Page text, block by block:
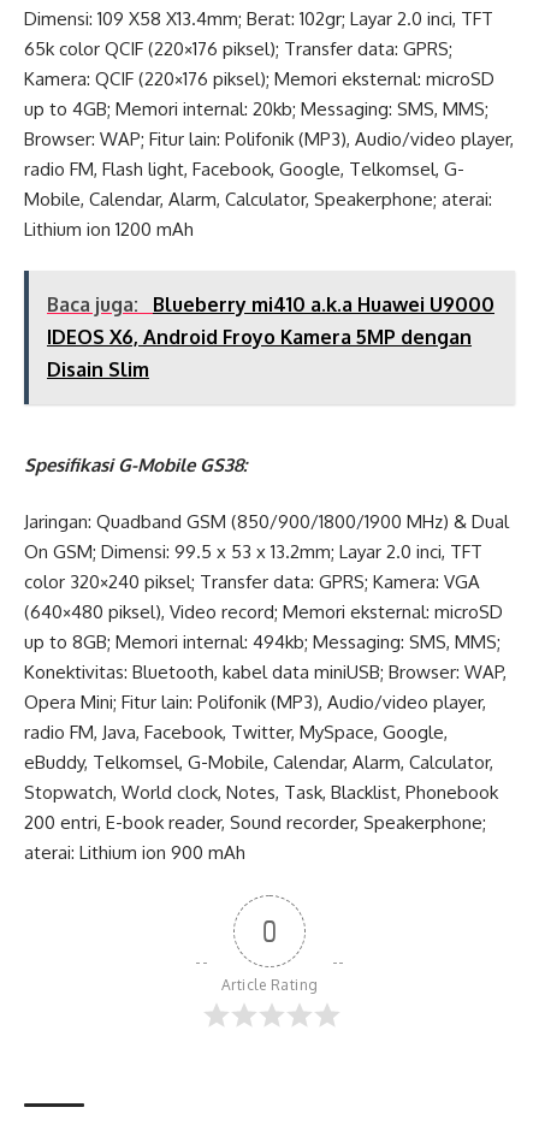
Dimensi: 109 X58 X13.4mm; Berat: 102gr; Layar 2.0 inci, TFT
65k color QCIF (220×176 piksel); Transfer data: GPRS;
Kamera: QCIF (220×176 piksel); Memori eksternal: microSD
up to 4GB; Memori internal: 20kb; Messaging: SMS, MMS;
Browser: WAP; Fitur lain: Polifonik (MP3), Audio/video player,
radio FM, Flash light, Facebook, Google, Telkomsel, G-
Mobile, Calendar, Alarm, Calculator, Speakerphone; aterai:
Lithium ion 1200 mAh
Baca juga:
Blueberry mi410 a.k.a Huawei U9000
IDEOS X6, Android Froyo Kamera 5MP dengan
Disain Slim
Spesifikasi G-Mobile GS38:
Jaringan: Quadband GSM (850/900/1800/1900 MHz) & Dual
On GSM; Dimensi: 99.5 x 53 x 13.2mm; Layar 2.0 inci, TFT
color 320×240 piksel; Transfer data: GPRS; Kamera: VGA
(640×480 piksel), Video record; Memori eksternal: microSD
up to 8GB; Memori internal: 494kb; Messaging: SMS, MMS;
Konektivitas: Bluetooth, kabel data miniUSB; Browser: WAP,
Opera Mini; Fitur lain: Polifonik (MP3), Audio/video player,
radio FM, Java, Facebook, Twitter, MySpace, Google,
eBuddy, Telkomsel, G-Mobile, Calendar, Alarm, Calculator,
Stopwatch, World clock, Notes, Task, Blacklist, Phonebook
200 entri, E-book reader, Sound recorder, Speakerphone;
aterai: Lithium ion 900 mAh
0
Article Rating